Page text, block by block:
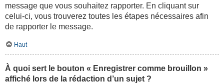
message que vous souhaitez rapporter. En cliquant sur
celui-ci, vous trouverez toutes les étapes nécessaires afin
de rapporter le message.
Haut
À quoi sert le bouton « Enregistrer comme brouillon »
affiché lors de la rédaction d’un sujet ?